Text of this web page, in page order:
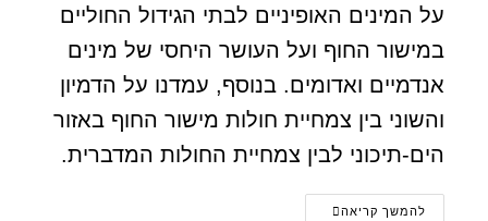
על המינים האופיניים לבתי הגידול החוליים
במישור החוף ועל העושר היחסי של מינים
אנדמיים ואדומים. בנוסף, עמדנו על הדמיון
והשוני בין צמחיית חולות מישור החוף באזור
הים-תיכוני לבין צמחיית החולות המדברית.
להמשך קריאה